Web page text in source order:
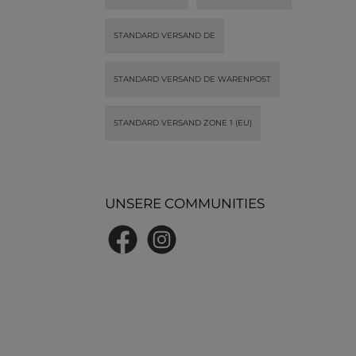
mit
STANDARD VERSAND DE
STANDARD VERSAND DE WARENPOST
STANDARD VERSAND ZONE 1 (EU)
UNSERE COMMUNITIES
FacebookInstagram